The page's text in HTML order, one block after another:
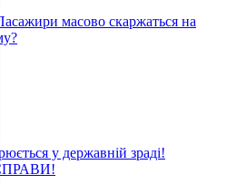
масово скаржаться на
у державній зраді!